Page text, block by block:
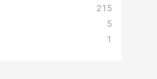
215
5
1